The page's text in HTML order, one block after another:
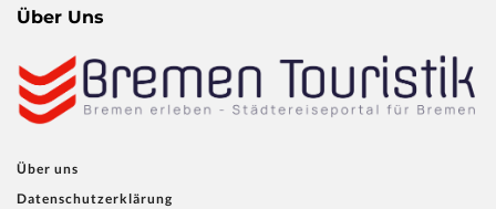
Über Uns
Über uns
Datenschutzerklärung